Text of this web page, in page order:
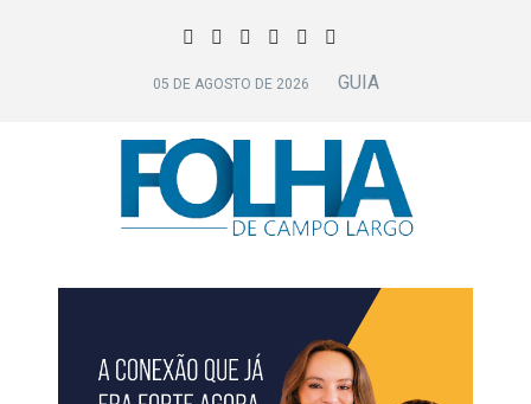
05 DE AGOSTO DE 2026 GUIA